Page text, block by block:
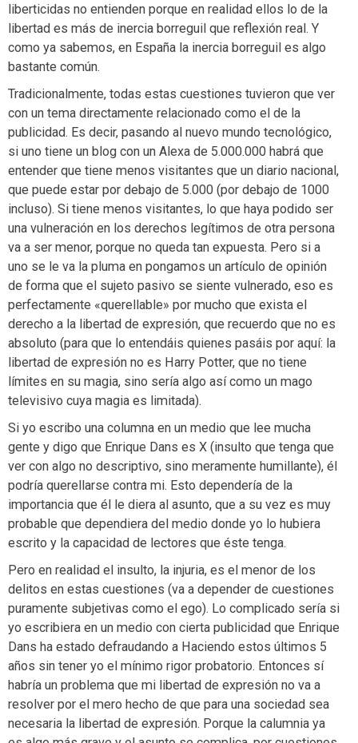
liberticidas no entienden porque en realidad ellos lo de la
libertad es más de inercia borreguil que reflexión real. Y
como ya sabemos, en España la inercia borreguil es algo
bastante común.
Tradicionalmente, todas estas cuestiones tuvieron que ver
con un tema directamente relacionado como el de la
publicidad. Es decir, pasando al nuevo mundo tecnológico,
si uno tiene un blog con un Alexa de 5.000.000 habrá que
entender que tiene menos visitantes que un diario nacional,
que puede estar por debajo de 5.000 (por debajo de 1000
incluso). Si tiene menos visitantes, lo que haya podido ser
una vulneración en los derechos legítimos de otra persona
va a ser menor, porque no queda tan expuesta. Pero si a
uno se le va la pluma en pongamos un artículo de opinión
de forma que el sujeto pasivo se siente vulnerado, eso es
perfectamente «querellable» por mucho que exista el
derecho a la libertad de expresión, que recuerdo que no es
absoluto (para que lo entendáis quienes pasáis por aquí: la
libertad de expresión no es Harry Potter, que no tiene
límites en su magia, sino sería algo así como un mago
televisivo cuya magia es limitada).
Si yo escribo una columna en un medio que lee mucha
gente y digo que Enrique Dans es X (insulto que tenga que
ver con algo no descriptivo, sino meramente humillante), él
podría querellarse contra mi. Esto dependería de la
importancia que él le diera al asunto, que a su vez es muy
probable que dependiera del medio donde yo lo hubiera
escrito y la capacidad de lectores que éste tenga.
Pero en realidad el insulto, la injuria, es el menor de los
delitos en estas cuestiones (va a depender de cuestiones
puramente subjetivas como el ego). Lo complicado sería si
yo escribiera en un medio con cierta publicidad que Enrique
Dans ha estado defraudando a Haciendo estos últimos 5
años sin tener yo el mínimo rigor probatorio. Entonces sí
habría un problema que mi libertad de expresión no va a
resolver por el mero hecho de que para una sociedad sea
necesaria la libertad de expresión. Porque la calumnia ya